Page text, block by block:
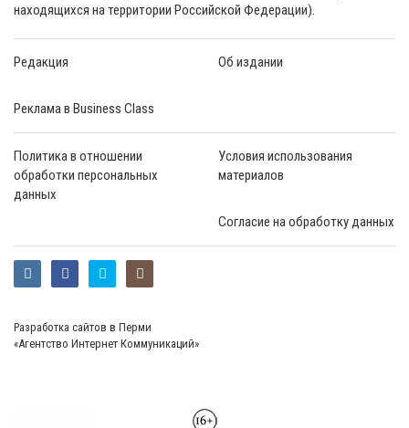
находящихся на территории Российской Федерации).
Редакция Об издании
Реклама в Business Class
Политика в отношении
обработки персональных
данных
Условия использования
материалов
Согласие на обработку данных
Разработка сайтов в Перми
«Агентство Интернет Коммуникаций»